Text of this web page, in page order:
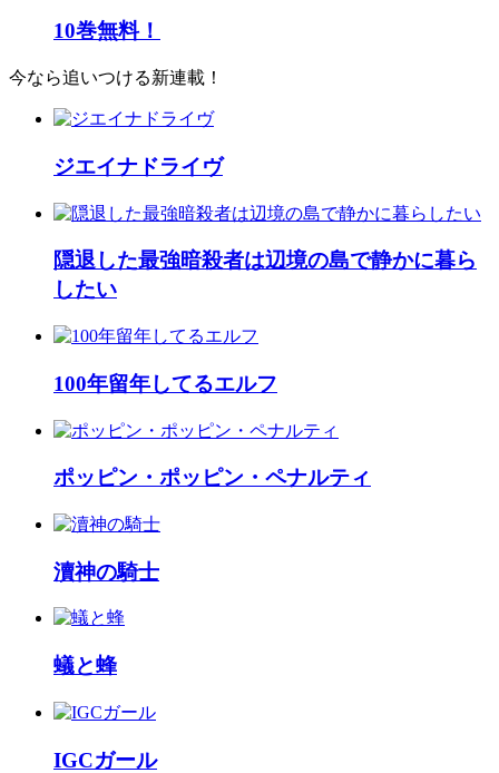
10巻無料！
今なら追いつける新連載！
ジエイナドライヴ
隠退した最強暗殺者は辺境の島で静かに暮ら
したい
100年留年してるエルフ
ポッピン・ポッピン・ペナルティ
瀆神の騎士
蟻と蜂
IGCガール